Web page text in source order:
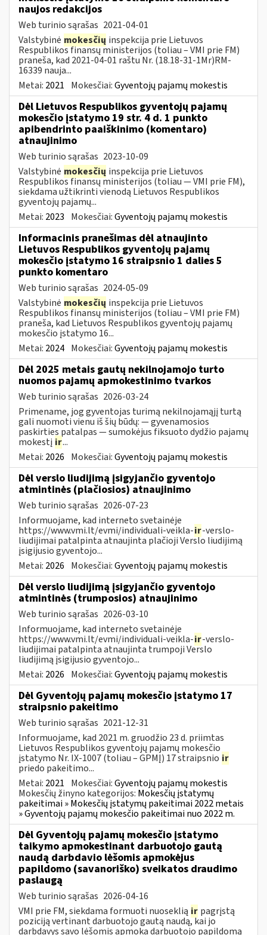
naujos redakcijos
Web turinio sąrašas 2021-04-01
Valstybinė mokesčių inspekcija prie Lietuvos
Respublikos finansų ministerijos (toliau – VMI prie FM)
praneša, kad 2021-04-01 raštu Nr. (18.18-31-1Mr)RM-
16339 nauja...
Metai: 2021 Mokesčiai:Gyventojų pajamų mokestis
Dėl Lietuvos Respublikos gyventojų pajamų
mokesčio įstatymo 19 str. 4 d. 1 punkto
apibendrinto paaiškinimo (komentaro)
atnaujinimo
Web turinio sąrašas 2023-10-09
Valstybinė mokesčių inspekcija prie Lietuvos
Respublikos finansų ministerijos (toliau — VMI prie FM),
siekdama užtikrinti vienodą Lietuvos Respublikos
gyventojų pajamų...
Metai: 2023 Mokesčiai:Gyventojų pajamų mokestis
Informacinis pranešimas dėl atnaujinto
Lietuvos Respublikos gyventojų pajamų
mokesčio įstatymo 16 straipsnio 1 dalies 5
punkto komentaro
Web turinio sąrašas 2024-05-09
Valstybinė mokesčių inspekcija prie Lietuvos
Respublikos finansų ministerijos (toliau – VMI prie FM)
praneša, kad Lietuvos Respublikos gyventojų pajamų
mokesčio įstatymo 16...
Metai: 2024 Mokesčiai:Gyventojų pajamų mokestis
Dėl 2025 metais gautų nekilnojamojo turto
nuomos pajamų apmokestinimo tvarkos
Web turinio sąrašas 2026-03-24
Primename, jog gyventojas turimą nekilnojamąjį turtą
gali nuomoti vienu iš šių būdų: — gyvenamosios
paskirties patalpas — sumokėjus fiksuoto dydžio pajamų
mokestį ir...
Metai: 2026 Mokesčiai:Gyventojų pajamų mokestis
Dėl verslo liudijimą įsigyjančio gyventojo
atmintinės (plačiosios) atnaujinimo
Web turinio sąrašas 2026-07-23
Informuojame, kad interneto svetainėje
https://www.vmi.lt/evmi/individuali-veikla-ir-verslo-
liudijimai patalpinta atnaujinta plačioji Verslo liudijimą
įsigijusio gyventojo...
Metai: 2026 Mokesčiai:Gyventojų pajamų mokestis
Dėl verslo liudijimą įsigyjančio gyventojo
atmintinės (trumposios) atnaujinimo
Web turinio sąrašas 2026-03-10
Informuojame, kad interneto svetainėje
https://www.vmi.lt/evmi/individuali-veikla-ir-verslo-
liudijimai patalpinta atnaujinta trumpoji Verslo
liudijimą įsigijusio gyventojo...
Metai: 2026 Mokesčiai:Gyventojų pajamų mokestis
Dėl Gyventojų pajamų mokesčio įstatymo 17
straipsnio pakeitimo
Web turinio sąrašas 2021-12-31
Informuojame, kad 2021 m. gruodžio 23 d. priimtas
Lietuvos Respublikos gyventojų pajamų mokesčio
įstatymo Nr. IX-1007 (toliau – GPMĮ) 17 straipsnio ir
priedo pakeitimo...
Metai: 2021 Mokesčiai:Gyventojų pajamų mokestis
Mokesčių žinyno kategorijos: Mokesčių įstatymų
pakeitimai » Mokesčių įstatymų pakeitimai 2022 metais
» Gyventojų pajamų mokesčio pakeitimai nuo 2022 m.
Dėl Gyventojų pajamų mokesčio įstatymo
taikymo apmokestinant darbuotojo gautą
naudą darbdavio lėšomis apmokėjus
papildomo (savanoriško) sveikatos draudimo
paslaugą
Web turinio sąrašas 2026-04-16
VMI prie FM, siekdama formuoti nuoseklią ir pagrįstą
poziciją vertinant darbuotojo gautą naudą, kai jo
darbdavys savo lėšomis apmoka darbuotojo papildomą